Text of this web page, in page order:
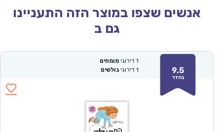
אנשים שצפו במוצר הזה התעניינו
גם ב
9.5
נהדר
1 דירוגי מומחים
1 דירוגי גולשים